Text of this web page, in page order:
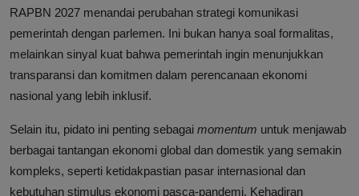
RAPBN 2027 menandai perubahan strategi komunikasi
pemerintah dengan parlemen. Ini bukan hanya soal formalitas,
melainkan sinyal kuat bahwa pemerintah ingin menunjukkan
transparansi dan komitmen dalam perencanaan ekonomi
nasional yang lebih inklusif.
Selain itu, pidato ini penting sebagai momentum untuk menjawab
berbagai tantangan ekonomi global dan domestik yang semakin
kompleks, seperti ketidakpastian pasar internasional dan
kebutuhan stimulus ekonomi pasca-pandemi. Kehadiran